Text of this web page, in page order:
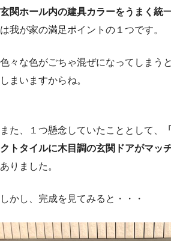
玄関ホール内の建具カラーをうまく統
は我が家の満足ポイントの１つです。
色々な色がごちゃ混ぜになってしまう
しまいますからね。
また、１つ懸念していたこととして、
クトタイルに木目調の玄関ドアがマッ
ありました。
しかし、完成を見てみると・・・